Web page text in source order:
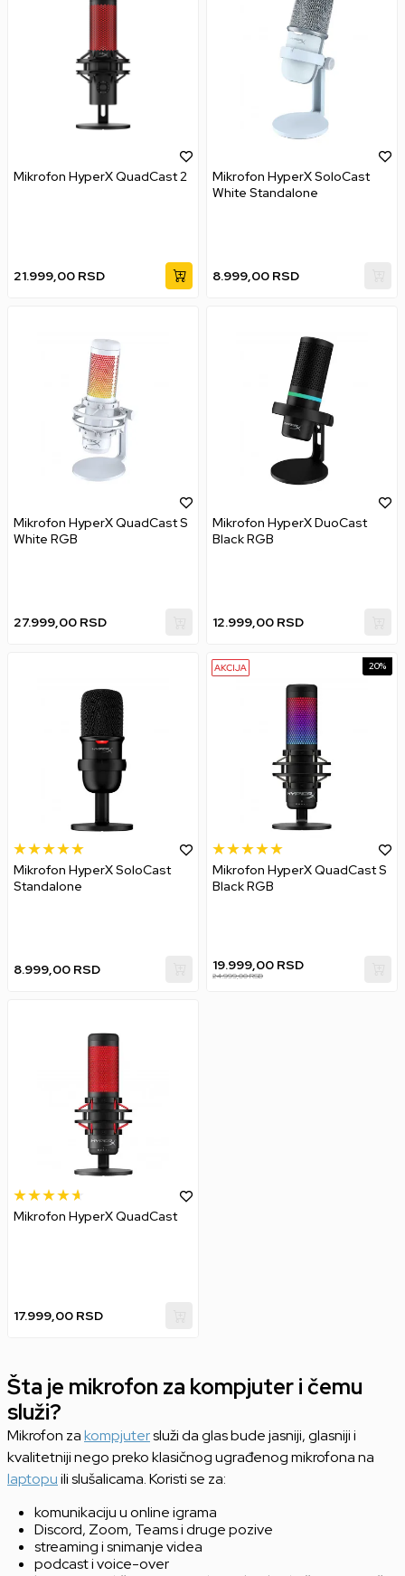
Mikrofon HyperX QuadCast 2
21.999,00 RSD
Mikrofon HyperX SoloCast
White Standalone
8.999,00 RSD
Mikrofon HyperX QuadCast S
White RGB
27.999,00 RSD
Mikrofon HyperX DuoCast
Black RGB
12.999,00 RSD
Mikrofon HyperX SoloCast
Standalone
8.999,00 RSD
20%
Mikrofon HyperX QuadCast S
Black RGB
19.999,00 RSD
24.999,00 RSD
Mikrofon HyperX QuadCast
17.999,00 RSD
Šta je mikrofon za kompjuter i čemu
služi?
Mikrofon zakompjutersluži da glas bude jasniji, glasniji i
kvalitetniji nego preko klasičnog ugrađenog mikrofona na
laptopuili slušalicama. Koristi se za:
komunikaciju u online igrama
Discord, Zoom, Teams i druge pozive
streaming i snimanje videa
podcast i voice-over